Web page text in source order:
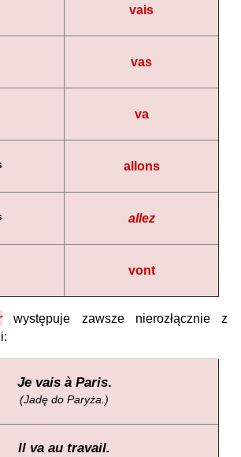
vais
vas
va
allons
allez
vont
występuje zawsze nierozłącznie z
Je vais àParis.
(Jadę do Paryża.)
Il va au travail.